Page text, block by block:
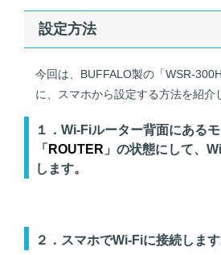
設定方法
今回は、BUFFALO製の「WSR-
に、スマホから設定する方法を紹介
１．Wi-Fiルーター背面にある
「 ROUTER 」の状態にして、
します。
２．スマホでWi-Fiに接続します